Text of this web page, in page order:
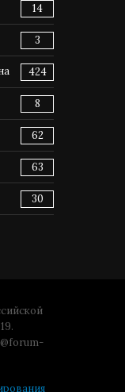
14
3
424
8
62
63
30